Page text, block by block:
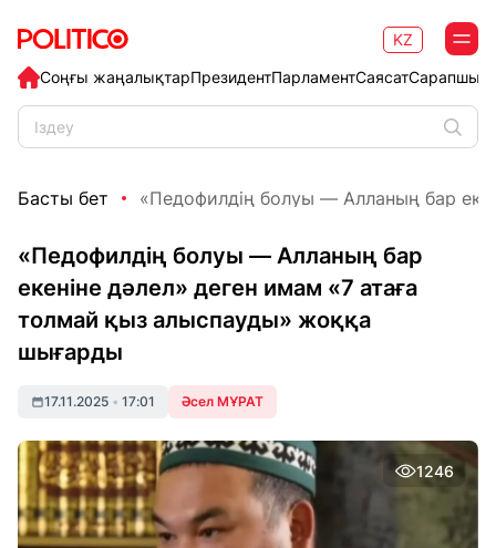
Соңғы жаңалықтарПрезидентПарламентСаясат
KZ
Басты бет «Педофилдің болуы — Алланың бар
«Педофилдің болуы — Алланың бар
екеніне дәлел» деген имам «7 атаға
толмай қыз алыспауды» жоққа
шығарды
17.11.2025 • 17:01 Әсел МҰРАТ
1246